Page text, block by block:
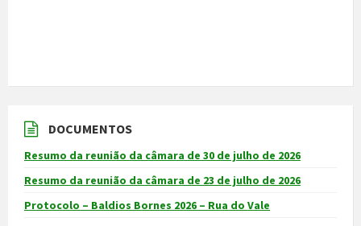
DOCUMENTOS
Resumo da reunião da câmara de 30 de julho de 2026
Resumo da reunião da câmara de 23 de julho de 2026
Protocolo – Baldios Bornes 2026 – Rua do Vale